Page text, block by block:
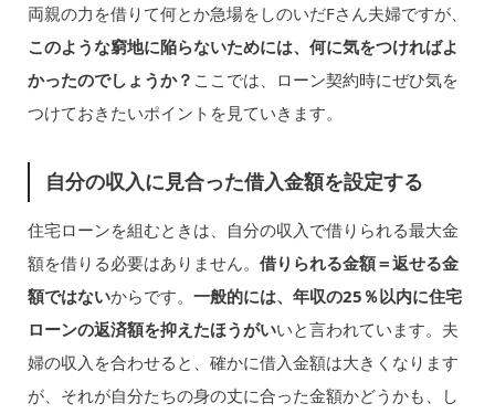
両親の力を借りて何とか急場をしのいだFさん夫婦ですが、
このような窮地に陥らないためには、何に気をつければよ
かったのでしょうか？ ここでは、ローン契約時にぜひ気を
つけておきたいポイントを見ていきます。
自分の収入に見合った借入金額を設定する
住宅ローンを組むときは、自分の収入で借りられる最大金
額を借りる必要はありません。 借りられる金額＝返せる金
額ではないからです。 一般的には、年収の25％以内に住宅
ローンの返済額を抑えたほうがいいと言われています。夫
婦の収入を合わせると、確かに借入金額は大きくなります
が、それが自分たちの身の丈に合った金額かどうかも、し